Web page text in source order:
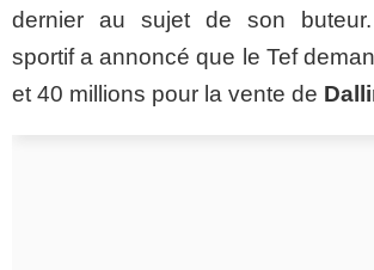
dernier au sujet de son
sportif a annoncé que le Tef
et 40 millions pour la vente de